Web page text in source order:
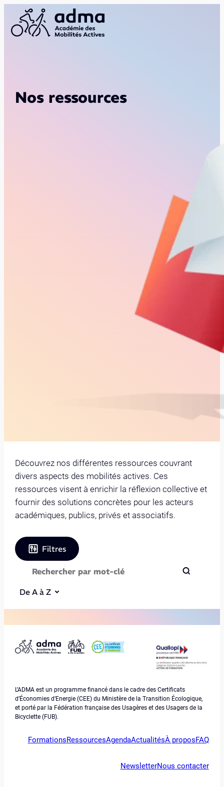
Nos ressources
Découvrez nos différentes ressources couvrant
divers aspects des mobilités actives. Ces
ressources visent à enrichir la réflexion collective et
fournir des solutions concrètes pour les acteurs
académiques, publics, privés et associatifs.
Filtres
De A à Z
L’ADMA est un programme financé dans le cadre des Certificats
d’Économies d’Energie (CEE) du Ministère de la Transition Écologique,
et porté par la Fédération française des Usagères et des Usagers de la
Bicyclette (FUB).
FormationsRessourcesAgendaActualitésÀ proposFAQ
NewsletterNous contacter